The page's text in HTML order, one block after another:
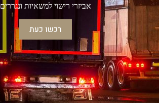
אביזרי רישוי למשאיות ונגררים
רכשו כעת